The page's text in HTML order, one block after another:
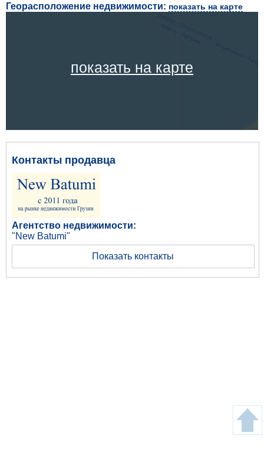
Георасположение недвижимости: показать на карте
показать на карте
Контакты продавца
Агентство недвижимости:
"New Batumi"
Показать контакты